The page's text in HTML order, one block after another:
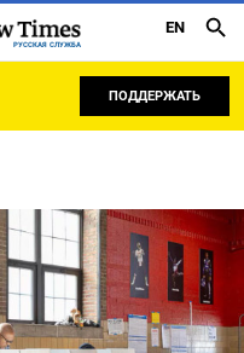
РУССКАЯ СЛУЖБА
EN
ПОДДЕРЖАТЬ